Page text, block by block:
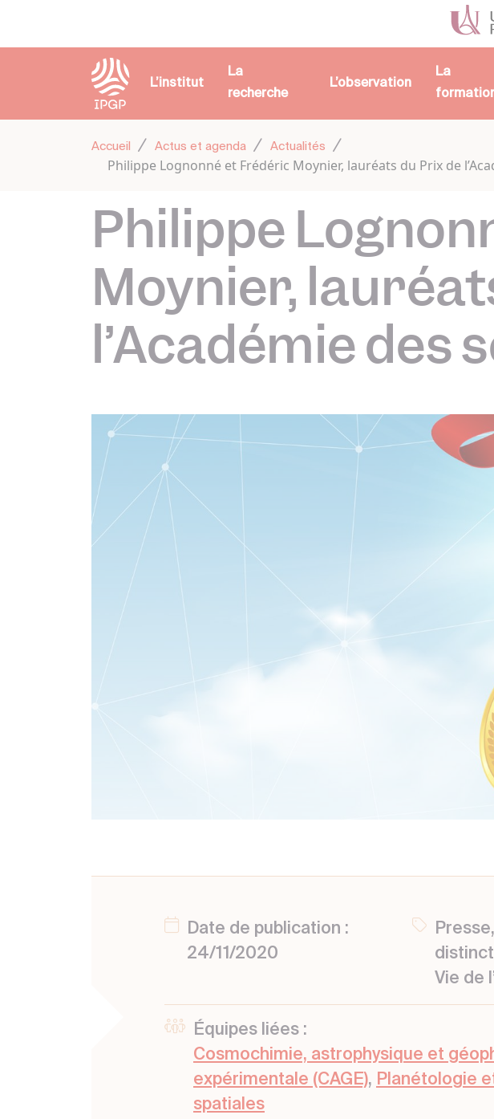
L’institut
La
recherche
L’observation
La
Accueil Actus et agenda Actualités
Philippe Lognonné et Frédéric Moynier, lauréats du Prix de
Philippe
Moynier,
l’Académie des
Date de publication :
24/11/2020
Vie de
Équipes liées :
Cosmochimie, astrophysique et
expérimentale (CAGE), Planétologie
spatiales